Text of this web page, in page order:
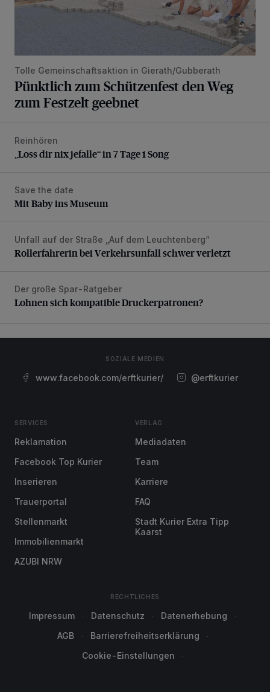
Tolle Gemeinschaftsaktion in Gierath/Gubberath
Pünktlich zum Schützenfest den Weg
zum Festzelt geebnet
„Loss dir nix jefalle“ in 7 Tage 1 Song
Reinhören
„Loss dir nix jefalle“ in 7 Tage 1 Song
Mit Baby ins Museum
Save the date
Mit Baby ins Museum
Rollerfahrerin bei Verkehrsunfall schwer verletzt
Unfall auf der Straße „Auf dem Leuchtenberg“
Rollerfahrerin bei Verkehrsunfall schwer verletzt
Lohnen sich kompatible Druckerpatronen?
Der große Spar-Ratgeber
Lohnen sich kompatible Druckerpatronen?
SOZIALE MEDIEN
www.facebook.com/erftkurier/ @erftkurier
SERVICES
Reklamation
Facebook Top Kurier
Inserieren
Trauerportal
Stellenmarkt
Immobilienmarkt
AZUBI NRW
VERLAG
Mediadaten
Team
Karriere
FAQ
Stadt Kurier Extra Tipp
Kaarst
RECHTLICHES
Impressum Datenschutz
Datenerhebung
AGB
Barrierefreiheitserklärung
Cookie-Einstellungen